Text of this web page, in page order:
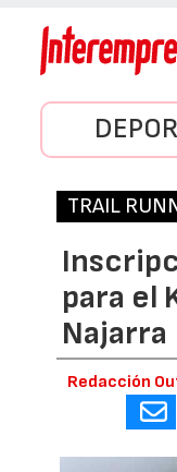
TRAIL
para el
Najarra
Redacción